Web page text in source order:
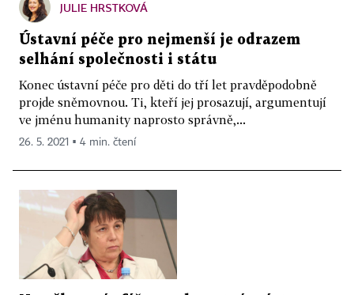
JULIE HRSTKOVÁ
Ústavní péče pro nejmenší je odrazem
selhání společnosti i státu
Konec ústavní péče pro děti do tří let pravděpodobně
projde sněmovnou. Ti, kteří jej prosazují, argumentují
ve jménu humanity naprosto správně,...
26. 5. 2021 ▪ 4 min. čtení